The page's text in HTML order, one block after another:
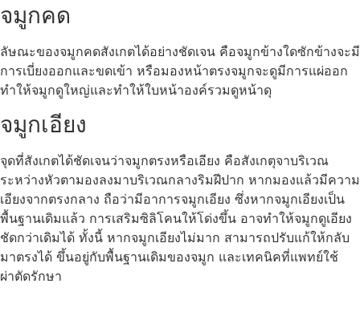
จมูกคด
ลัษณะของจมูกคดสังเกตได้อย่างชัดเจน คือจมูกข้างใดซักข้างจะมี
การเบี่ยงออกและขดเข้า หรือมองหน้าตรงจมูกจะดูมีการแผ่ออก
ทำให้จมูกดูใหญ่และทำให้ใบหน้าองค์รวมดูหน้าดุ
จมูกเอียง
จุดที่สังเกตได้ชัดเจนว่าจมูกตรงหรือเอียง คือสังเกตุจาบริเวณ
ระหว่างหัวตามองลงมาบริเวณกลางริมฝีปาก หากมองแล้วมีความ
เอียงจากตรงกลาง ถือว่ามีอาการจมูกเอียง ซึ่งหากจมูกเอียงเป็น
พื้นฐานเดิมแล้ว การเสริมซิลิโคนให้โด่งขึ้น อาจทำให้จมูกดูเอียง
ชัดกว่าเดิมได้ ทั้งนี้ หากจมูกเอียงไม่มาก สามารถปรับแก้ให้กลับ
มาตรงได้ ขึ้นอยู่กับพื้นฐานเดิมของจมูก และเทคนิคที่แพทย์ใช้
ผ่าตัดรักษา